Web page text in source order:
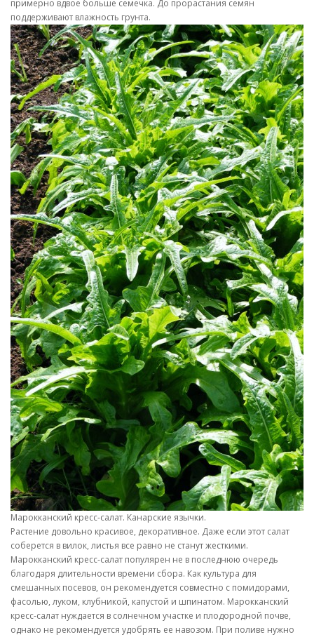
примерно вдвое больше семечка. До прорастания семян
поддерживают влажность грунта.
Марокканский кресс-салат. Канарские язычки.
Растение довольно красивое, декоративное. Даже если этот салат
соберется в вилок, листья все равно не станут жесткими.
Марокканский кресс-салат популярен не в последнюю очередь
благодаря длительности времени сбора. Как культура для
смешанных посевов, он рекомендуется совместно с помидорами,
фасолью, луком, клубникой, капустой и шпинатом. Марокканский
кресс-салат нуждается в солнечном участке и плодородной почве,
однако не рекомендуется удобрять ее навозом. При поливе нужно